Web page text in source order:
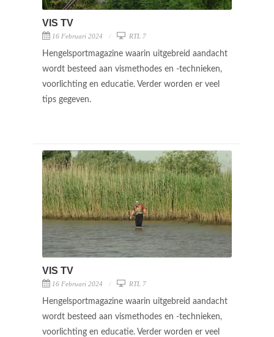
VIS TV
16 Februari 2024 RTL 7
Hengelsportmagazine waarin uitgebreid aandacht
wordt besteed aan vismethodes en -technieken,
voorlichting en educatie. Verder worden er veel
tips gegeven.
VIS TV
16 Februari 2024 RTL 7
Hengelsportmagazine waarin uitgebreid aandacht
wordt besteed aan vismethodes en -technieken,
voorlichting en educatie. Verder worden er veel